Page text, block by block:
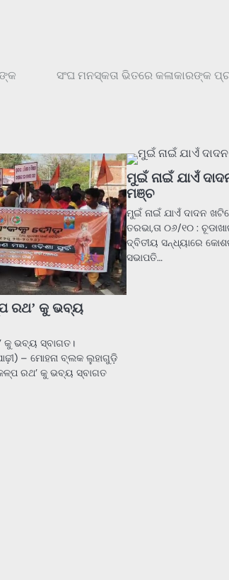
ସଂଘ ମନସ୍କତା ଭିତରେ କଳାକାରଙ୍କ
ରଥ’ କୁ ଭବ୍ୟ
କୁ ଭବ୍ୟ ସ୍ବାଗତ।
– ମୋହନା ବ୍ଲକ ଲୁହାଗୁଡ଼ି
ରଥ’ କୁ ଭବ୍ୟ ସ୍ବାଗତ
ମୁଇଁ ନାଇଁ ଯାଏଁ
ମଞ୍ଚ
ମୁଇଁ ନାଇଁ ଯାଏଁ ଦାଦନ
ତରଭା,ତା ୦୬/୧୦ :
ଦ୍ବିତୀୟ ସନ୍ଧ୍ୟାରେ
ସଭାପତି…